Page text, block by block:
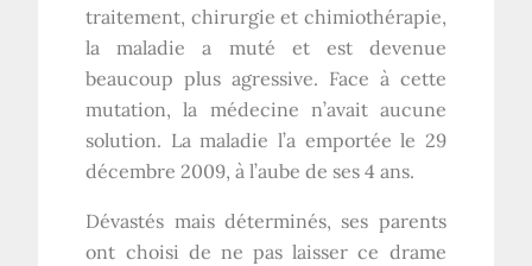
traitement, chirurgie et chimiothérapie,
la maladie a muté et est devenue
beaucoup plus agressive. Face à cette
mutation, la médecine n’avait aucune
solution. La maladie l’a emportée le 29
décembre 2009, à l’aube de ses 4 ans.
Dévastés mais déterminés, ses parents
ont choisi de ne pas laisser ce drame